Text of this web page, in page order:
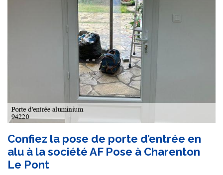
Confiez la pose de porte d’entrée en
alu à la société AF Pose à Charenton
Le Pont